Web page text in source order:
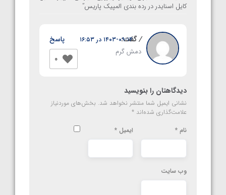
کایل اسنایدر در رده بندی المپیک پاریس”
/گفت:
۱۴۰۳-۰۹-۱۴ در ۱۶:۵۳
دمش گرم
0
پاسخ
دیدگاهتان را بنویسید
نشانی ایمیل شما منتشر نخواهد شد. بخش‌های موردنیاز
علامت‌گذاری شده‌اند *
نام * ایمیل *
وب‌ سایت